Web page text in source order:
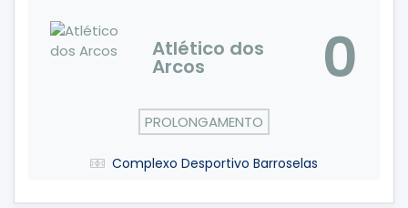
Atlético dos
Arcos 0
PROLONGAMENTO
Complexo Desportivo Barroselas